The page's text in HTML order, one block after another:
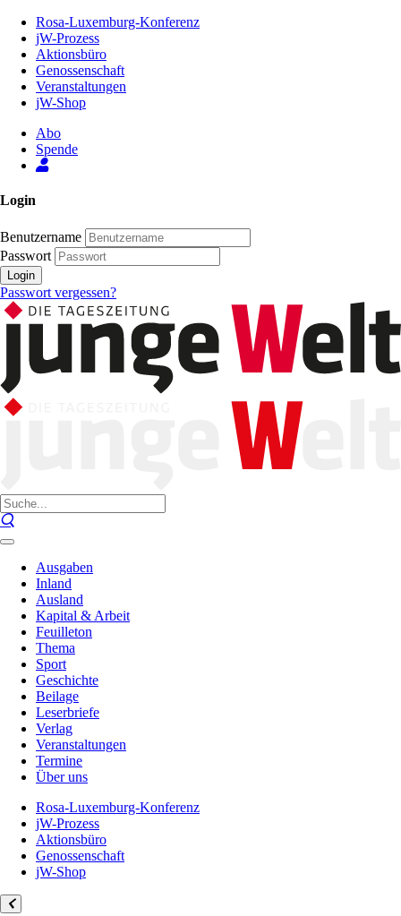
Inhalt
Seite
Rosa-Luxemburg-Konferenz
jW-Prozess
Aktionsbüro
Genossenschaft
Veranstaltungen
jW-Shop
Abo
Spende
Login
Benutzername
Passwort
Login
Passwort vergessen?
Ausgaben
Inland
Ausland
Kapital & Arbeit
Feuilleton
Thema
Sport
Geschichte
Beilage
Leserbriefe
Verlag
Veranstaltungen
Termine
Über uns
Rosa-Luxemburg-Konferenz
jW-Prozess
Aktionsbüro
Genossenschaft
jW-Shop